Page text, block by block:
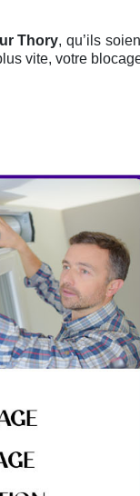
Thory, qu’ils
vite, votre